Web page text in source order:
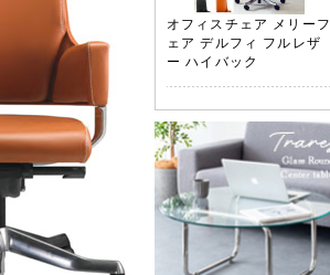
オフィスチェア メリーフ
ェア デルフィ フルレザ
ー ハイバック